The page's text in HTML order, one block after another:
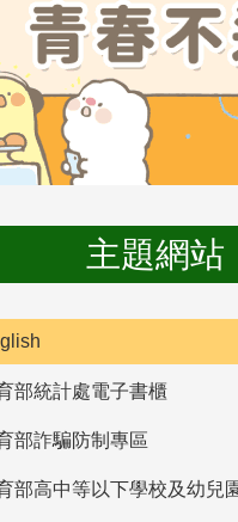
主題網站
部統計處電子書櫃
部詐騙防制專區